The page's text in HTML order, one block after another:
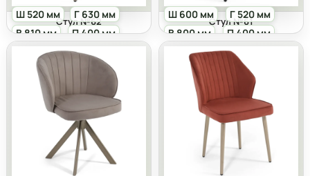
Ш 520 мм
Г 630 мм
В 810 мм
П 400 мм
Стул №62
Ш 600 мм
Г 520 мм
В 800 мм
П 400 мм
Стул №61